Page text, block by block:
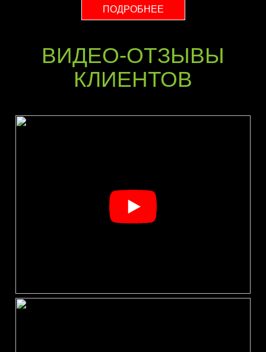
ПОДРОБНЕЕ
ВИДЕО-ОТЗЫВЫ
КЛИЕНТОВ